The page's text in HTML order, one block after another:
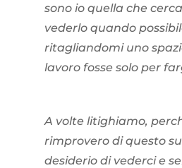
sono io quella che
vederlo quando
ritagliandomi uno
lavoro fosse solo per
A volte litighiamo,
rimprovero di questo
desiderio di vederci e